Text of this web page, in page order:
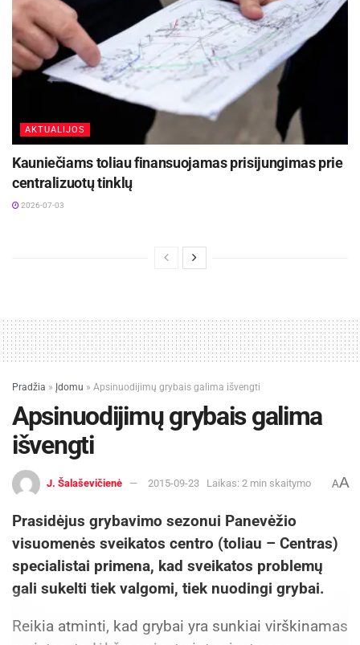
AKTUALIJOS
Kauniečiams toliau finansuojamas prisijungimas prie
centralizuotų tinklų
2026-07-03
Pradžia » Įdomu » Apsinuodijimų grybais galima išvengti
Apsinuodijimų grybais galima
išvengti
J. Šalaševičienė 2015-09-23 Laikas: 2 min skaitymo AA
Prasidėjus grybavimo sezonui Panevėžio
visuomenės sveikatos centro (toliau – Centras)
specialistai primena, kad sveikatos problemų
gali sukelti tiek valgomi, tiek nuodingi grybai.
Reikia atminti, kad grybai yra sunkiai virškinamas